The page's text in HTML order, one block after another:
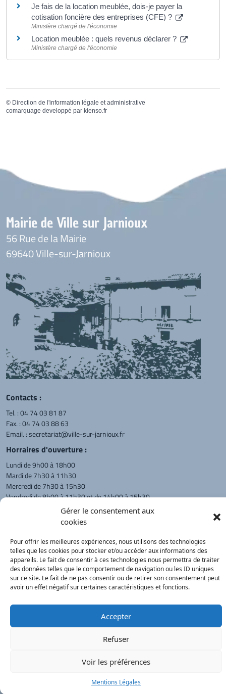
Gérer le consentement aux
cookies
Pour offrir les meilleures expériences, nous utilisons des technologies
telles que les cookies pour stocker et/ou accéder aux informations des
appareils. Le fait de consentir à ces technologies nous permettra de traiter
des données telles que le comportement de navigation ou les ID uniques
sur ce site. Le fait de ne pas consentir ou de retirer son consentement peut
avoir un effet négatif sur certaines caractéristiques et fonctions.
Accepter
Refuser
Voir les préférences
Mentions Légales
Je fais de la location meublée, dois-je payer la
cotisation foncière des entreprises (CFE) ?
Ministère chargé de l'économie
Location meublée : quels revenus déclarer ?
Ministère chargé de l'économie
© Direction de l'information légale et administrative
comarquage developpé par kienso.fr
Mairie de Ville sur Jarnioux
56 Rue de la Mairie
69640 Ville-sur-Jarnioux
Contacts :
Tel. :04 74 03 81 87
Fax. : 04 74 03 88 63
Email. :secretariat@ville-sur-jarnioux.fr
Horraires d'ouverture :
Lundi de 9h00 à 18h00
Mardi de 7h30 à 11h30
Mercredi de 7h30 à 15h30
Vendredi de 8h00 à 11h30 et de 14h00 à 15h30
L'appel téléphonique reste à privilégier
Monsieur le Maire et les adjoints
reçoivent sur rendez-vous.
Retour à l'accueil Actualités PanneauPocket Recherche
onimajine.com- 2023
LE PATRIOTE - Beaujolais Val de Saône :
blet.valerie@orange.fr